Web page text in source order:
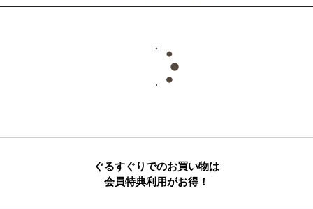
ぐるすぐりでのお買い物は
会員特典利用がお得！